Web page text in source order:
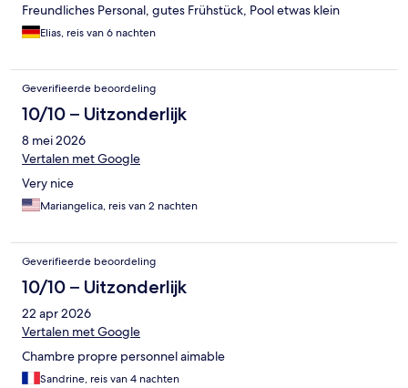
Freundliches Personal, gutes Frühstück, Pool etwas klein
Elias, reis van 6 nachten
Geverifieerde beoordeling
10/10 – Uitzonderlijk
8 mei 2026
Vertalen met Google
Very nice
Mariangelica, reis van 2 nachten
Geverifieerde beoordeling
10/10 – Uitzonderlijk
22 apr 2026
Vertalen met Google
Chambre propre personnel aimable
Sandrine, reis van 4 nachten